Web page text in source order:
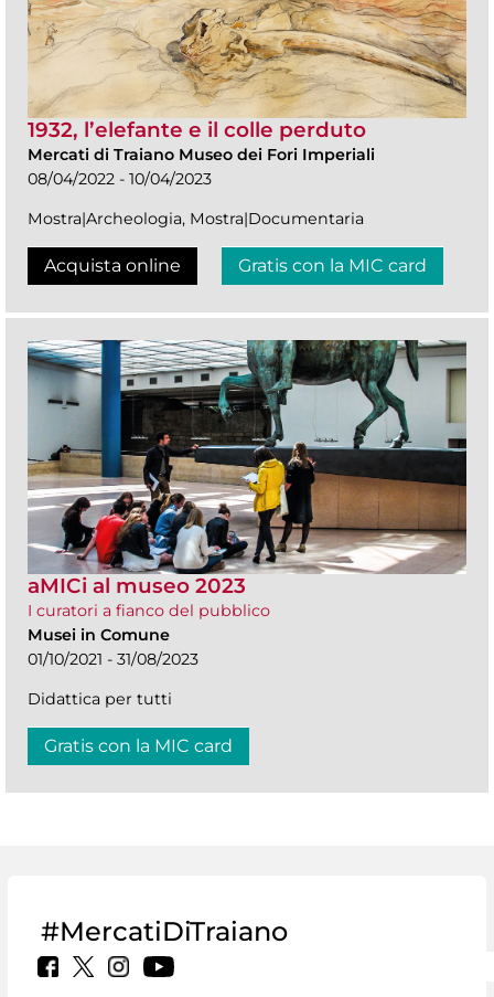
1932, l’elefante e il colle perduto
Mercati di Traiano Museo dei Fori Imperiali
08/04/2022 - 10/04/2023
Mostra|Archeologia, Mostra|Documentaria
Acquista online Gratis con la MIC card
aMICi al museo 2023
I curatori a fianco del pubblico
Musei in Comune
01/10/2021 - 31/08/2023
Didattica per tutti
Gratis con la MIC card
#MercatiDiTraiano